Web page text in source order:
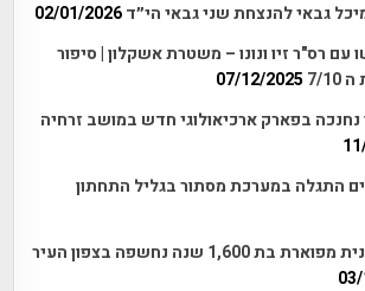
גבאי להנצחת שני גבאי הי״ד 02/01/2026
עם רס"ר זיו ונונו – משטרת אשקלון | סיפור
10
07/12/2025
נחנכה בפארק ארכיאולוגי חדש במושב זרחיה
התגלה במערכת מסתור בגליל התחתון
שרידי אחוזה שומרונית מפוארת בת 1,600 שנה נחשפה בצפון העיר